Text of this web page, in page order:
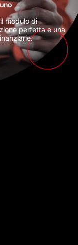
modulo di
perfetta e una